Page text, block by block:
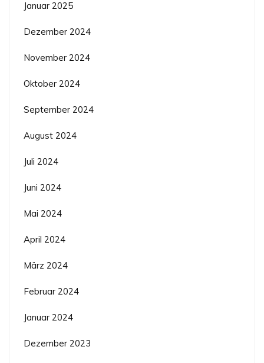
Januar 2025
Dezember 2024
November 2024
Oktober 2024
September 2024
August 2024
Juli 2024
Juni 2024
Mai 2024
April 2024
März 2024
Februar 2024
Januar 2024
Dezember 2023